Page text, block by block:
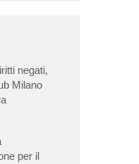
negati,
Milano
per il